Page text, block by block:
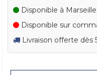
Disponible à Marseille
Disponible sur
Livraison offerte dès